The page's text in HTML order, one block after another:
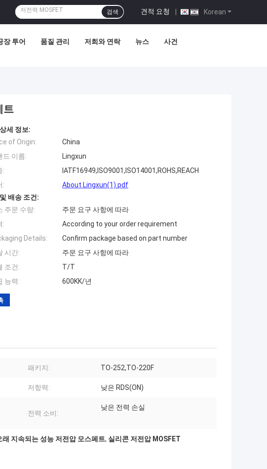
Korean
견적 요청 |
검색
장 투어 품질 관리 저희와 연락 뉴스 사건
트
세 정보:
of Origin:
China
드 이름:
Lingxun
:
IATF16949,ISO9001,ISO14001,ROHS,REACH
:
About Lingxun(1).pdf
배송 조건:
주문 수량:
주문 요구 사항에 따라
:
According to your order requirement
Details:
Confirm package based on part number
시간:
주문 요구 사항에 따라
조건:
T/T
능력:
600KK/년
패키지: TO-252,TO-220F
저항력: 낮은 RDS(ON)
전력 소비:
낮은 전력 손실
래 지속되는 성능 저전압 모스페트, 실리콘 저전압 MOSFET